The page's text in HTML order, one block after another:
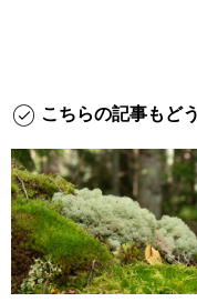
こちらの記事もど